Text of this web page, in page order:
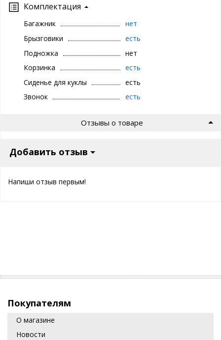
Комплектация
Багажник
нет
Брызговики
есть
Подножка
нет
Корзинка
есть
Сиденье для куклы
есть
Звонок
есть
Отзывы о товаре
Добавить отзыв
Напиши отзыв первым!
Покупателям
О магазине
Новости